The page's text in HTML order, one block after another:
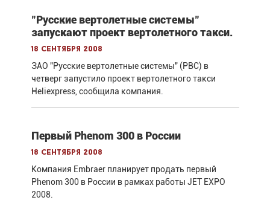
"Русские вертолетные системы"
запускают проект вертолетного такси.
18 сентября 2008
ЗАО "Русские вертолетные системы" (РВС) в
четверг запустило проект вертолетного такси
Heliexpress, сообщила компания.
Первый Phenom 300 в России
18 сентября 2008
Компания Embraer планирует продать первый
Phenom 300 в России в рамках работы JET EXPO
2008.